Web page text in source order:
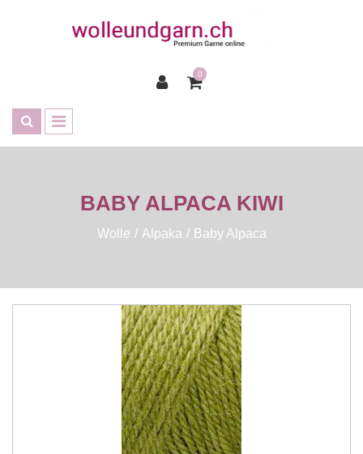
0
BABY ALPACA KIWI
Wolle Alpaka Baby Alpaca